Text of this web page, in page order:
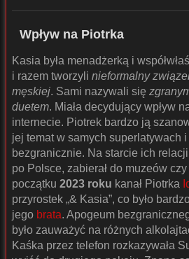
Wpływ na Piotrka
Kasia była menadżerką i
i razem tworzyli nieformalny
męskiej. Sami nazywali się
duetem. Miała decydujący wpływ
internecie. Piotrek bardzo ją
jej temat w samych superlatywach i
bezgranicznie. Na starcie ich
po Polsce, zabierał do muzeów
początku 2023 roku kanał Piotrka
przyrostek „& Kasia”, co było
jego brata. Apogeum
było zauważyć na różnych
Kaśka przez telefon rozkazywała